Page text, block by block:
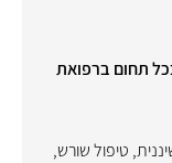
תחום ברפואת
, טיפול שורש,